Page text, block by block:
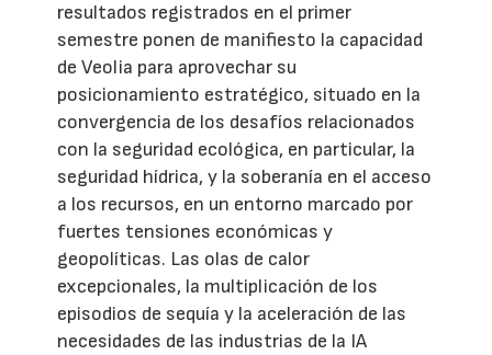
resultados registrados en el primer
semestre ponen de manifiesto la capacidad
de Veolia para aprovechar su
posicionamiento estratégico, situado en la
convergencia de los desafíos relacionados
con la seguridad ecológica, en particular, la
seguridad hídrica, y la soberanía en el acceso
a los recursos, en un entorno marcado por
fuertes tensiones económicas y
geopolíticas. Las olas de calor
excepcionales, la multiplicación de los
episodios de sequía y la aceleración de las
necesidades de las industrias de la IA